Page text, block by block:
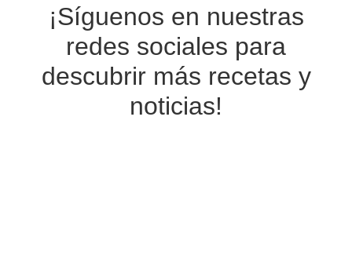
¡Síguenos en nuestras
redes sociales para
descubrir más recetas y
noticias!